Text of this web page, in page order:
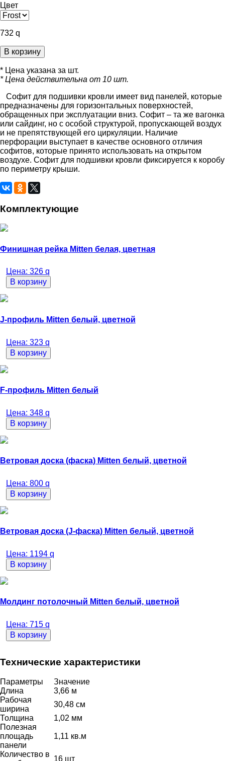
Цвет
732 q
В корзину
* Цена указана за шт.
* Цена действительна от 10 шт.
Софит для подшивки кровли имеет вид панелей, которые
предназначены для горизонтальных поверхностей,
обращенных при эксплуатации вниз. Софит – та же вагонка
или сайдинг, но с особой структурой, пропускающей воздух
и не препятствующей его циркуляции. Наличие
перфорации выступает в качестве основного отличия
софитов, которые принято использовать на открытом
воздухе. Софит для подшивки кровли фиксируется к коробу
по периметру крыши.
Комплектующие
Финишная рейка Mitten белая, цветная
Цена: 326 q
В корзину
J-профиль Mitten белый, цветной
Цена: 323 q
В корзину
F-профиль Mitten белый
Цена: 348 q
В корзину
Ветровая доска (фаска) Mitten белый, цветной
Цена: 800 q
В корзину
Ветровая доска (J-фаска) Mitten белый, цветной
Цена: 1194 q
В корзину
Молдинг потолочный Mitten белый, цветной
Цена: 715 q
В корзину
Технические характеристики
Параметры
Значение
Длина
3,66 м
Рабочая
ширина
30,48 см
Толщина
1,02 мм
Полезная
площадь
панели
1,11 кв.м
Количество в
16 шт